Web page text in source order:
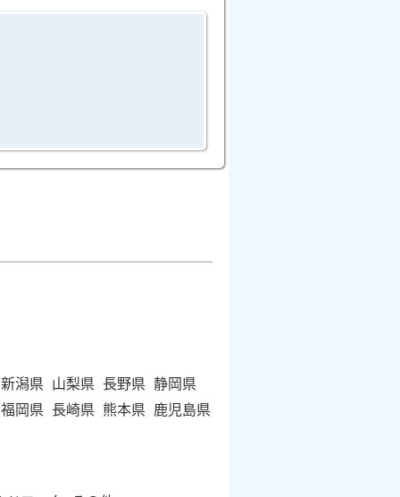
新潟県 山梨県 長野県 静岡県
福岡県 長崎県 熊本県 鹿児島県